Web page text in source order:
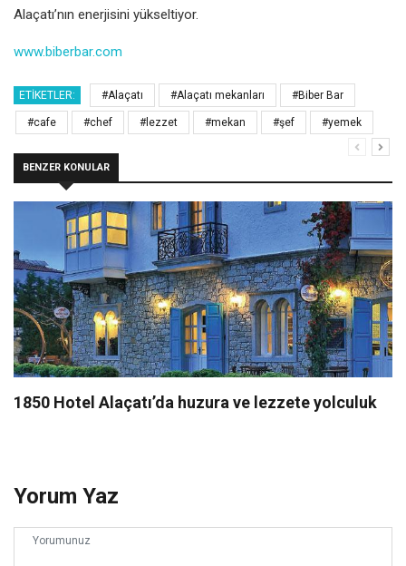
Alaçatı’nın enerjisini yükseltiyor.
www.biberbar.com
ETIKETLER: #Alaçatı #Alaçatı mekanları #Biber Bar
#cafe #chef #lezzet #mekan #şef #yemek
BENZER KONULAR
1850 Hotel Alaçatı’da huzura ve lezzete yolculuk
Yorum Yaz